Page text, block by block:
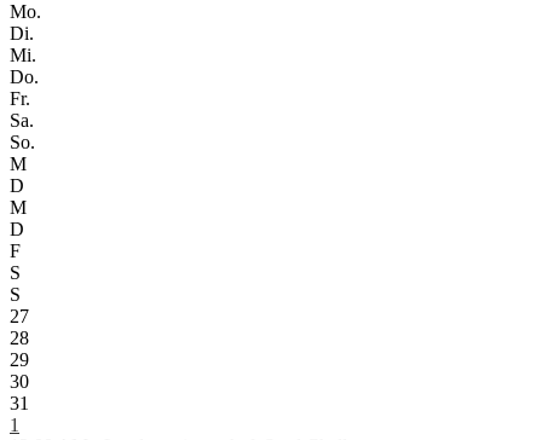
Mo.
Di.
Mi.
Do.
Fr.
Sa.
So.
M
D
M
D
F
S
S
27
28
29
30
31
1